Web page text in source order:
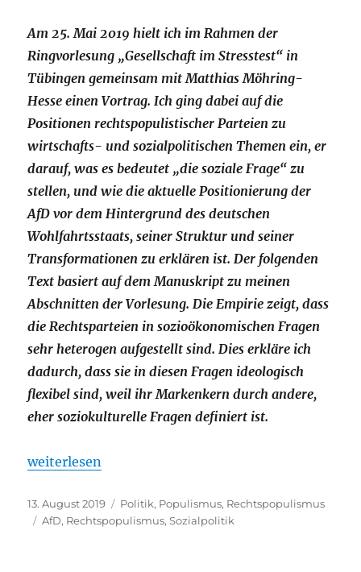
Am 25. Mai 2019 hielt ich im Rahmen der
Ringvorlesung „Gesellschaft im Stresstest“ in
Tübingen gemeinsam mit Matthias Möhring-
Hesse einen Vortrag. Ich ging dabei auf die
Positionen rechtspopulistischer Parteien zu
wirtschafts- und sozialpolitischen Themen ein, er
darauf, was es bedeutet „die soziale Frage“ zu
stellen, und wie die aktuelle Positionierung der
AfD vor dem Hintergrund des deutschen
Wohlfahrtsstaats, seiner Struktur und seiner
Transformationen zu erklären ist. Der folgenden
Text basiert auf dem Manuskript zu meinen
Abschnitten der Vorlesung. Die Empirie zeigt, dass
die Rechtsparteien in sozioökonomischen Fragen
sehr heterogen aufgestellt sind. Dies erkläre ich
dadurch, dass sie in diesen Fragen ideologisch
flexibel sind, weil ihr Markenkern durch andere,
eher soziokulturelle Fragen definiert ist.
„„Unser Geld für unsre Leut‘“. Die „Soziale
weiterlesen
Veröffentlicht
am
13. August 2019 Kategorien
Politik, Populismus, Rechtspopulismus
Schlagwörter
AfD, Rechtspopulismus,Sozialpolitik